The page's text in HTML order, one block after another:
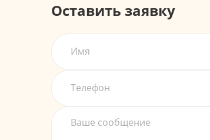
Оставить заявку